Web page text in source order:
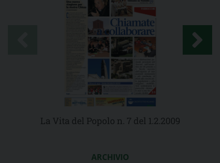
La Vita del Popolo n. 7 del 1.2.2009
ARCHIVIO